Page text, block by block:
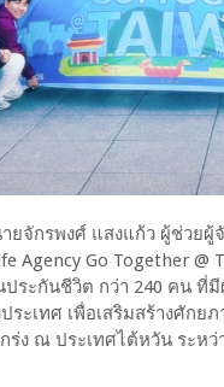
ยจักรพงศ์ แสงแก้ว ผู้ช่วย
Agency Go Together
ระกันชีวิต กว่า 240 คน ที่
ะเทศ เพื่อเสริมสร้างศักย
ร่ง ณ ประเทศไต้หวัน ระห